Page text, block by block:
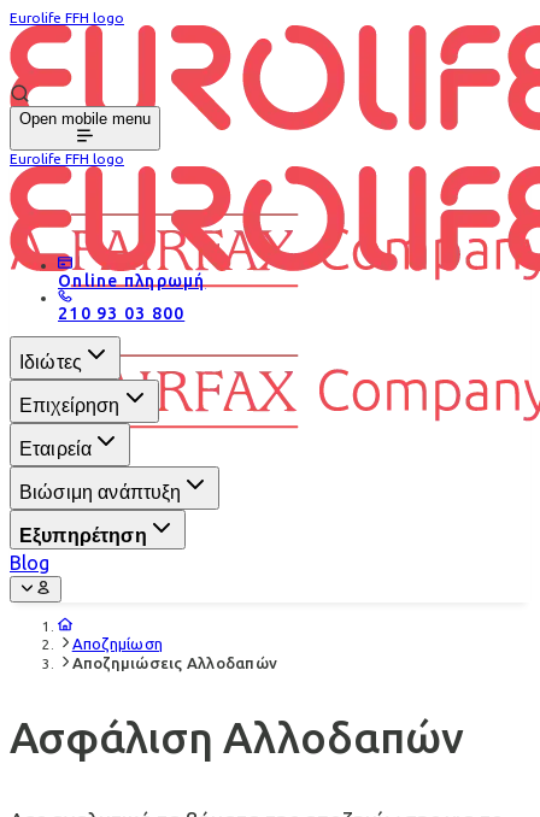
Eurolife FFH logo
Open mobile menu
Eurolife FFH logo
Online πληρωμή
210 93 03 800
Ιδιώτες
Επιχείρηση
Εταιρεία
Βιώσιμη ανάπτυξη
Εξυπηρέτηση
Blog
Αποζημίωση
Αποζημιώσεις Αλλοδαπών
Ασφάλιση Αλλοδαπών